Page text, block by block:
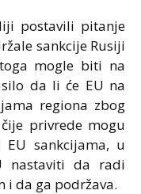
postavili pitanje
sankcije Rusiji
mogle biti na
da li će EU na
regiona zbog
privrede mogu
sankcijama, u
nastaviti da radi
i da ga podržava.